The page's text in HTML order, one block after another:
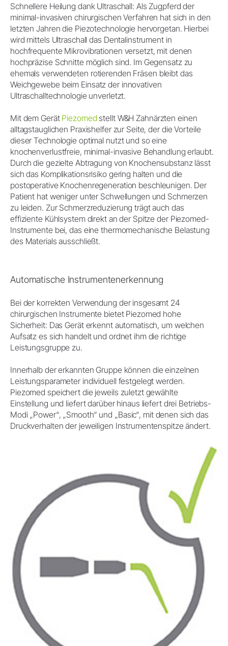
Schnellere Heilung dank Ultraschall: Als Zugpferd der
minimal-invasiven chirurgischen Verfahren hat sich in den
letzten Jahren die Piezotechnologie hervorgetan. Hierbei
wird mittels Ultraschall das Dentalinstrument in
hochfrequente Mikrovibrationen versetzt, mit denen
hochpräzise Schnitte möglich sind. Im Gegensatz zu
ehemals verwendeten rotierenden Fräsen bleibt das
Weichgewebe beim Einsatz der innovativen
Ultraschalltechnologie unverletzt.
Mit dem Gerät Piezomed stellt W&H Zahnärzten einen
alltagstauglichen Praxishelfer zur Seite, der die Vorteile
dieser Technologie optimal nutzt und so eine
knochenverlustfreie, minimal-invasive Behandlung erlaubt.
Durch die gezielte Abtragung von Knochensubstanz lässt
sich das Komplikationsrisiko gering halten und die
postoperative Knochenregeneration beschleunigen. Der
Patient hat weniger unter Schwellungen und Schmerzen
zu leiden. Zur Schmerzreduzierung trägt auch das
effiziente Kühlsystem direkt an der Spitze der Piezomed-
Instrumente bei, das eine thermomechanische Belastung
des Materials ausschließt.
Automatische Instrumentenerkennung
Bei der korrekten Verwendung der insgesamt 24
chirurgischen Instrumente bietet Piezomed hohe
Sicherheit: Das Gerät erkennt automatisch, um welchen
Aufsatz es sich handelt und ordnet ihm die richtige
Leistungsgruppe zu.
Innerhalb der erkannten Gruppe können die einzelnen
Leistungsparameter individuell festgelegt werden.
Piezomed speichert die jeweils zuletzt gewählte
Einstellung und liefert darüber hinaus liefert drei Betriebs-
Modi „Power“, „Smooth“ und „Basic“, mit denen sich das
Druckverhalten der jeweiligen Instrumentenspitze ändert.